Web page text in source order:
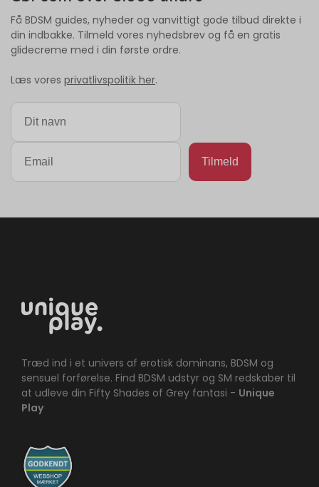
Få BDSM guides, nyheder og vanvittigt gode tilbud direkte i
din indbakke. Tilmeld vores nyhedsbrev og få en gratis
glidecreme med i din første ordre.
Læs vores privatlivspolitik her.
Træd ind i et univers af erotisk dominans, BDSM og
sensuel forførelse. Find BDSM udstyr og SM redskaber til
at udleve din Fifty Shades of Grey fantasi - Unique
Play